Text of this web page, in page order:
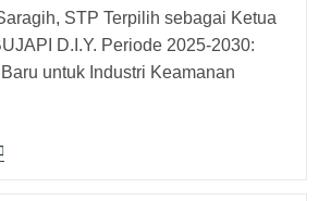
STP Terpilih sebagai Ketua
D.I.Y. Periode 2025-2030:
untuk Industri Keamanan